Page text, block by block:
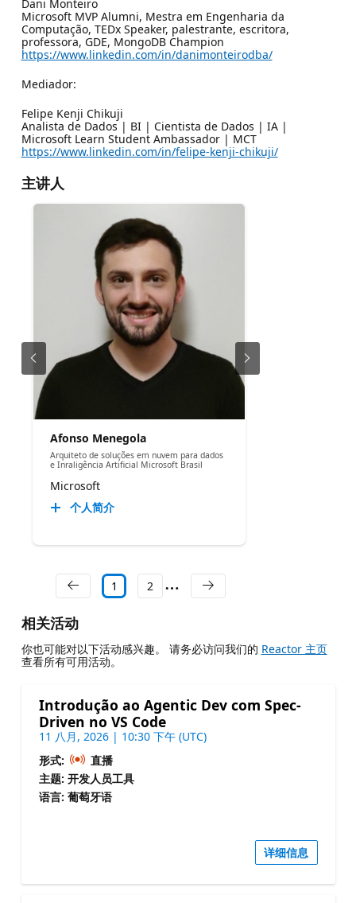
Dani Monteiro
Microsoft MVP Alumni, Mestra em Engenharia da
Computação, TEDx Speaker, palestrante, escritora,
professora, GDE, MongoDB Champion
https://www.linkedin.com/in/danimonteirodba/
Mediador:
Felipe Kenji Chikuji
Analista de Dados | BI | Cientista de Dados | IA |
Microsoft Learn Student Ambassador | MCT
https://www.linkedin.com/in/felipe-kenji-chikuji/
主讲人
Afonso Menegola
Arquiteto de soluções em nuvem para dados
e Inraligência Artificial Microsoft Brasil
Microsoft
个人简介
1 2
相关活动
你也可能对以下活动感兴趣。 请务必访问我们的 Reactor 主页
查看所有可用活动。
Introdução ao Agentic Dev com Spec-
Driven no VS Code
11 八月, 2026 | 10:30 下午 (UTC)
形式:
直播
主题: 开发人员工具
语言: 葡萄牙语
详细信息